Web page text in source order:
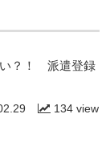
い？！ 派遣登録
134 view